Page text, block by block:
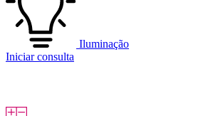
Iluminação
Iniciar consulta